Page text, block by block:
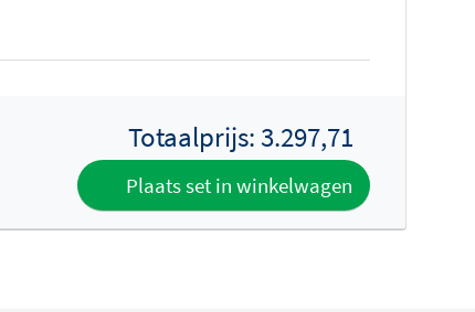
Totaalprijs:3.297,71
Plaats set in winkelwagen